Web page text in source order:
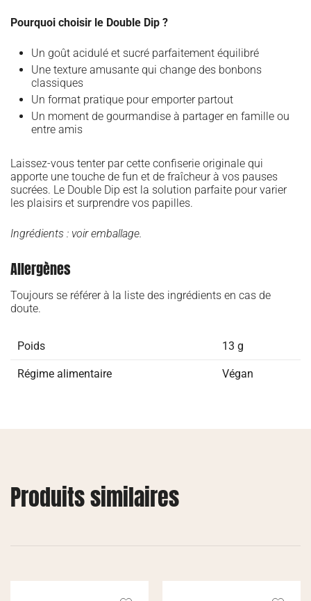
Pourquoi choisir le Double Dip ?
Un goût acidulé et sucré parfaitement équilibré
Une texture amusante qui change des bonbons
classiques
Un format pratique pour emporter partout
Un moment de gourmandise à partager en famille ou
entre amis
Laissez-vous tenter par cette confiserie originale qui
apporte une touche de fun et de fraîcheur à vos pauses
sucrées. Le Double Dip est la solution parfaite pour varier
les plaisirs et surprendre vos papilles.
Ingrédients : voir emballage.
Allergènes
Toujours se référer à la liste des ingrédients en cas de
doute.
Poids 13 g
Régime alimentaire Végan
Produits similaires